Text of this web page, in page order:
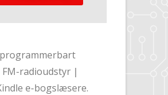
radioudstyr |
e-bogslæsere.